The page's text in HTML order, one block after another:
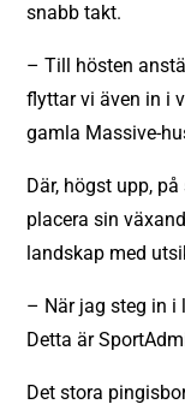
snabb takt.
– Till hösten
flyttar vi även in i
gamla Massive-
Där, högst upp,
placera sin
landskap med
– När jag steg in i
Detta är
Det stora